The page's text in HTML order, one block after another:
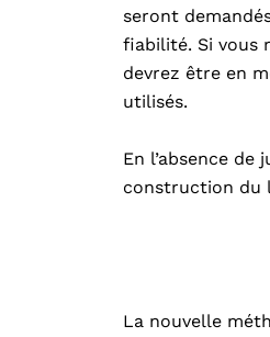
seront
fiabilité. Si vous
devrez être en
utilisés.
En l’absence
construction du
La nouvelle